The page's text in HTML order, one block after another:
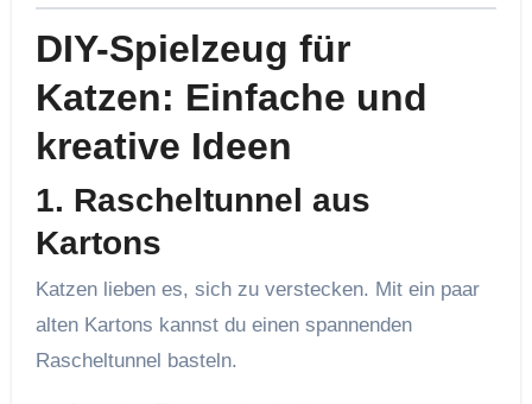
DIY-Spielzeug für
Katzen: Einfache und
kreative Ideen
1. Rascheltunnel aus
Kartons
Katzen lieben es, sich zu verstecken. Mit ein paar
alten Kartons kannst du einen spannenden
Rascheltunnel basteln.